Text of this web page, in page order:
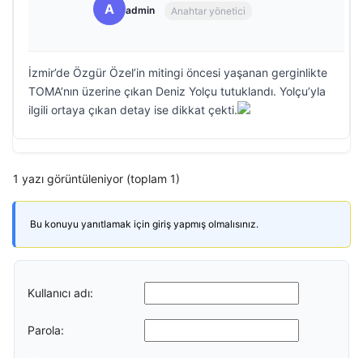
A admin Anahtar yönetici
İzmir’de Özgür Özel’in mitingi öncesi yaşanan gerginlikte
TOMA’nın üzerine çıkan Deniz Yolçu tutuklandı. Yolçu’yla
ilgili ortaya çıkan detay ise dikkat çekti.
1 yazı görüntüleniyor (toplam 1)
Bu konuyu yanıtlamak için giriş yapmış olmalısınız.
Kullanıcı adı:
Parola: